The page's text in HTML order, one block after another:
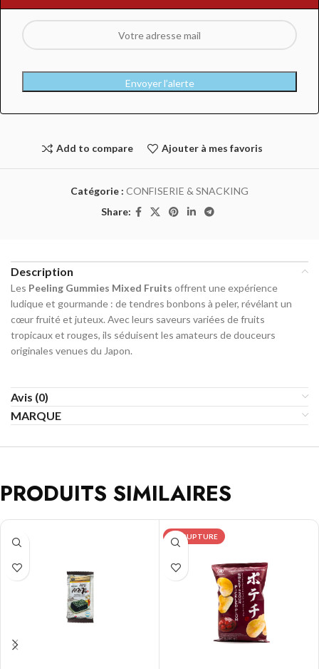
Envoyer l’alerte
Add to compare Ajouter à mes favoris
Catégorie : CONFISERIE & SNACKING
Share:
Description
Les Peeling Gummies Mixed Fruits offrent une expérience
ludique et gourmande : de tendres bonbons à peler, révélant un
cœur fruité et juteux. Avec leurs saveurs variées de fruits
tropicaux et rouges, ils séduisent les amateurs de douceurs
originales venues du Japon.
Avis (0)
MARQUE
PRODUITS SIMILAIRES
EN RUPTURE